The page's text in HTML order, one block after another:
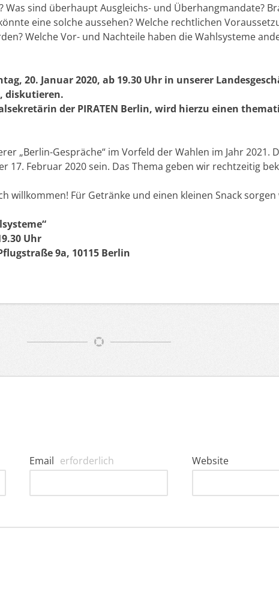
Was sind überhaupt Ausgleichs- und Überhangmandate?
eine solche aussehen? Welche rechtlichen
Welche Vor- und Nachteile haben die Wahlsysteme
20. Januar 2020, ab 19.30 Uhr in unserer
diskutieren.
der PIRATEN Berlin, wird hierzu einen
„Berlin-Gespräche“ im Vorfeld der Wahlen im Jahr 2021.
17. Februar 2020 sein. Das Thema geben wir rechtzeitig
willkommen! Für Getränke und einen kleinen Snack sorgen
Uhr
9a, 10115 Berlin
Email erforderlich Website